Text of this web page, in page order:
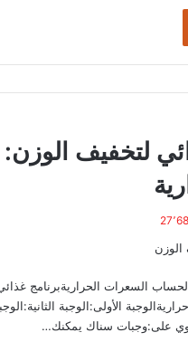
السعرات الحراريةبرنامج
سعرة حراريةالوجبة الأولى:الوجبة
على:وجبات سناك يمكنك…